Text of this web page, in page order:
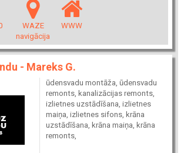
WAZE
navigācija
WWW
- Mareks G.
ūdensvadu montāža, ūdensvadu
remonts, kanalizācijas remonts,
izlietnes uzstādīšana, izlietnes
maiņa, izlietnes sifons, krāna
uzstādīšana, krāna maiņa, krāna
remonts,